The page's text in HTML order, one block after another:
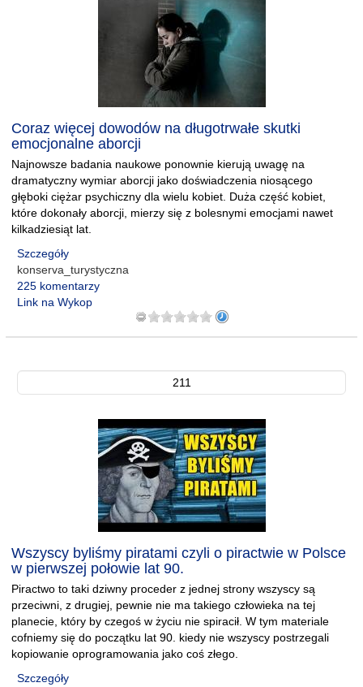
Coraz więcej dowodów na długotrwałe skutki
emocjonalne aborcji
Najnowsze badania naukowe ponownie kierują uwagę na
dramatyczny wymiar aborcji jako doświadczenia niosącego
głęboki ciężar psychiczny dla wielu kobiet. Duża część kobiet,
które dokonały aborcji, mierzy się z bolesnymi emocjami nawet
kilkadziesiąt lat.
Szczegóły
konserva_turystyczna
225 komentarzy
Link na Wykop
211
Wszyscy byliśmy piratami czyli o piractwie w Polsce
w pierwszej połowie lat 90.
Piractwo to taki dziwny proceder z jednej strony wszyscy są
przeciwni, z drugiej, pewnie nie ma takiego człowieka na tej
planecie, który by czegoś w życiu nie spiracił. W tym materiale
cofniemy się do początku lat 90. kiedy nie wszyscy postrzegali
kopiowanie oprogramowania jako coś złego.
Szczegóły